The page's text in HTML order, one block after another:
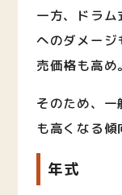
一方、ドラ
へのダメー
売価格も高め。
そのため、
も高くなる傾
年式